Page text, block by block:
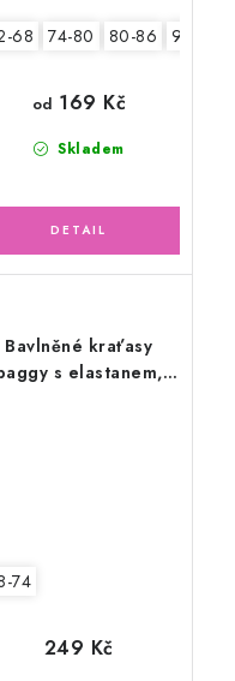
68 74-80 80-86 92-98
Skladem
od 169 Kč
Bavlněné kraťasy
s elastanem,
74
249 Kč